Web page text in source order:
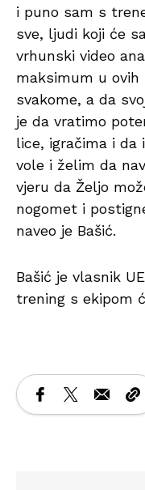
i puno sam s
sve, ljudi koji će
vrhunski video
maksimum u ovih
svakome, a da
je da vratimo
lice, igračima i da
vole i želim da
vjeru da Željo
nogomet i
naveo je Bašić.
Bašić je vlasnik
trening s ekipom